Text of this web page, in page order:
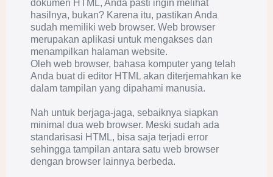
dokumen HTML, Anda pasti ingin melihat
hasilnya, bukan? Karena itu, pastikan Anda
sudah memiliki web browser. Web browser
merupakan aplikasi untuk mengakses dan
menampilkan halaman website.
Oleh web browser, bahasa komputer yang telah
Anda buat di editor HTML akan diterjemahkan ke
dalam tampilan yang dipahami manusia.
Nah untuk berjaga-jaga, sebaiknya siapkan
minimal dua web browser. Meski sudah ada
standarisasi HTML, bisa saja terjadi error
sehingga tampilan antara satu web browser
dengan browser lainnya berbeda.